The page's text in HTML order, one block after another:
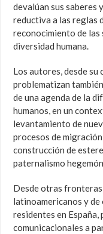
devalúan sus saberes
reductiva a las reglas
reconocimiento de las
diversidad humana.
Los autores, desde
problematizan
de una agenda de la
humanos, en un
levantamiento de
procesos de
construcción de
paternalismo
Desde otras
latinoamericanos y
residentes en
comunicacionales a